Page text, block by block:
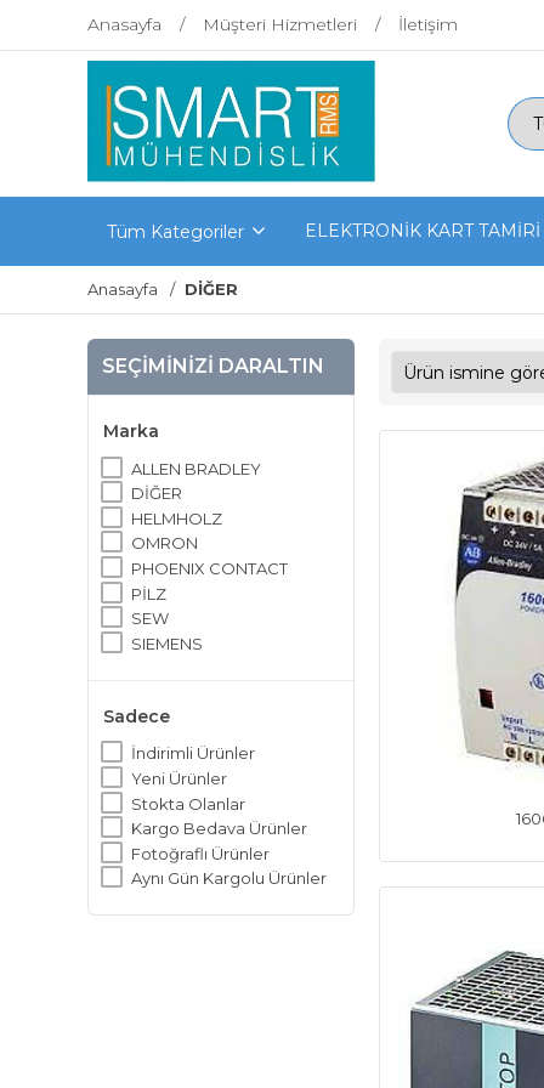
Anasayfa Müşteri Hizmetleri İletişim
Tüm Kategoriler ELEKTRONİK KART TAMİRİ
Anasayfa DİĞER
SEÇIMINIZI DARALTIN
Marka
ALLEN BRADLEY
DİĞER
HELMHOLZ
OMRON
PHOENIX CONTACT
PİLZ
SEW
SIEMENS
Sadece
İndirimli Ürünler
Yeni Ürünler
Stokta Olanlar
Kargo Bedava Ürünler
Fotoğraflı Ürünler
Aynı Gün Kargolu Ürünler